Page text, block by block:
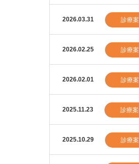
2026.03.31 診療
2026.02.25 診療
2026.02.01 診療
2025.11.23 診療
2025.10.29 診療